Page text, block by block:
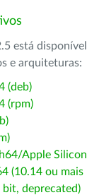
está
e arquiteturas:
(deb)
(rpm)
Apple
(10.14 ou mais
deprecated)